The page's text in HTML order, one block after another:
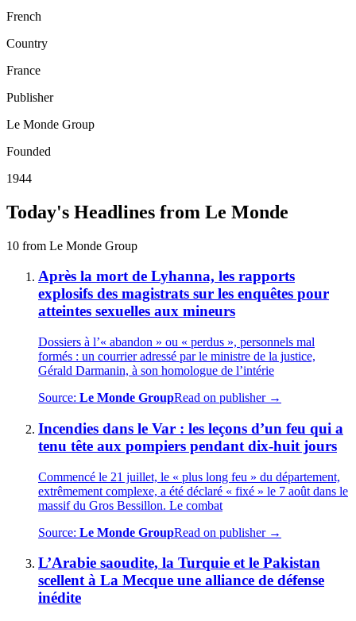
French
Country
France
Publisher
Le Monde Group
Founded
1944
Today's Headlines from Le Monde
10 from Le Monde Group
Après la mort de Lyhanna, les rapports
explosifs des magistrats sur les enquêtes pour
atteintes sexuelles aux mineurs
Dossiers à l’« abandon » ou « perdus », personnels mal
formés : un courrier adressé par le ministre de la justice,
Gérald Darmanin, à son homologue de l’intérie
Source: Le Monde GroupRead on publisher →
Incendies dans le Var : les leçons d’un feu qui a
tenu tête aux pompiers pendant dix-huit jours
Commencé le 21 juillet, le « plus long feu » du département,
extrêmement complexe, a été déclaré « fixé » le 7 août dans le
massif du Gros Bessillon. Le combat
Source: Le Monde GroupRead on publisher →
L’Arabie saoudite, la Turquie et le Pakistan
scellent à La Mecque une alliance de défense
inédite